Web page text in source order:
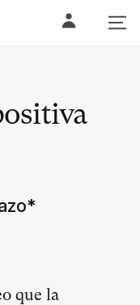
*
que la